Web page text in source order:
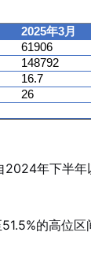
2025年3月
61906
148792
16.7
26
年下半
的高位